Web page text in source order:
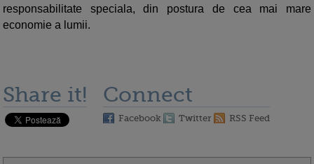
responsabilitate speciala, din postura de cea mai mare
economie a lumii.
Share it! Connect
Facebook Twitter RSS Feed